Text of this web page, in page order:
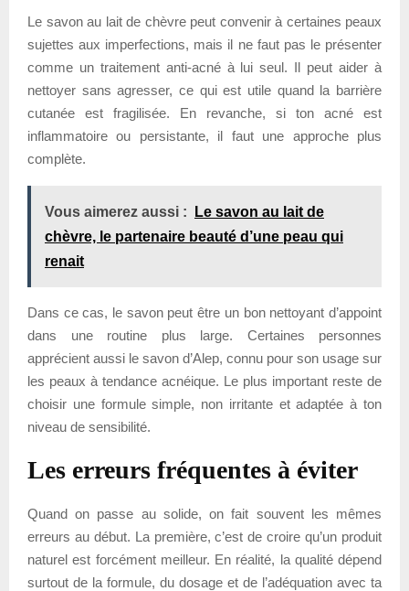
Le savon au lait de chèvre peut convenir à certaines peaux
sujettes aux imperfections, mais il ne faut pas le présenter
comme un traitement anti-acné à lui seul. Il peut aider à
nettoyer sans agresser, ce qui est utile quand la barrière
cutanée est fragilisée. En revanche, si ton acné est
inflammatoire ou persistante, il faut une approche plus
complète.
Vous aimerez aussi :
Le savon au lait de
chèvre, le partenaire beauté d’une peau qui
renait
Dans ce cas, le savon peut être un bon nettoyant d’appoint
dans une routine plus large. Certaines personnes
apprécient aussi le savon d’Alep, connu pour son usage sur
les peaux à tendance acnéique. Le plus important reste de
choisir une formule simple, non irritante et adaptée à ton
niveau de sensibilité.
Les erreurs fréquentes à éviter
Quand on passe au solide, on fait souvent les mêmes
erreurs au début. La première, c’est de croire qu’un produit
naturel est forcément meilleur. En réalité, la qualité dépend
surtout de la formule, du dosage et de l’adéquation avec ta